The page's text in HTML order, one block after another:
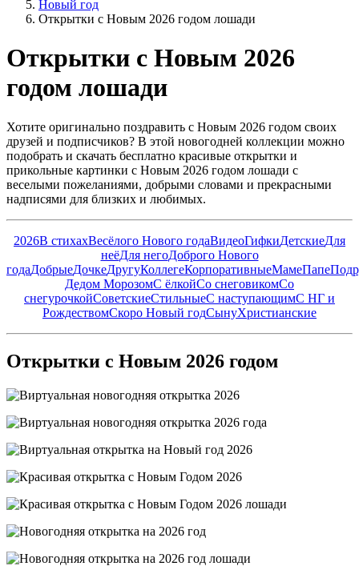
Новый год
Открытки с Новым 2026 годом лошади
Открытки с Новым 2026
годом лошади
Хотите оригинально поздравить с Новым 2026 годом своих
друзей и подписчиков? В этой новогодней коллекции можно
подобрать и скачать бесплатно красивые открытки и
прикольные картинки с Новым 2026 годом лошади с
веселыми пожеланиями, добрыми словами и прекрасными
надписями для близких и любимых.
2026В стихахВесёлого Нового годаВидеоГифкиДетскиеДля
неёДля негоДоброго Нового
годаДобрыеДочкеДругуКоллегеКорпоративныеМамеПапе
Дедом МорозомС ёлкойСо снеговикомСо
снегурочкойСоветскиеСтильныеС наступающимС НГ и
РождествомСкоро Новый годСынуХристианские
Открытки с Новым 2026 годом